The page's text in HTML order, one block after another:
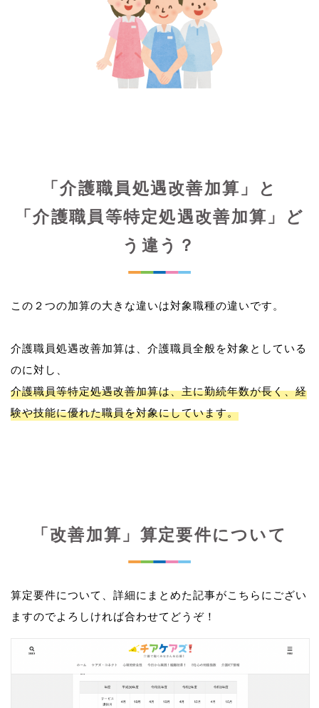
「介護職員処遇改善加算」と
「介護職員等特定処遇改善加算」ど
う違う？
この２つの加算の大きな違いは対象職種の違いです。
介護職員処遇改善加算は、介護職員全般を対象としている
介護職員等特定処遇改善加算は、主に勤続年数が長く、経
験や技能に優れた職員を対象にしています。
「改善加算」算定要件について
算定要件について、詳細にまとめた記事がこちらにござい
ますのでよろしければ合わせてどうぞ！